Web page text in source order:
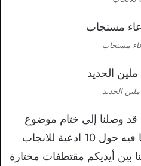
مستجاب
ملين الحديد
قد وصلنا إلى ختام موضوع
اليوم الذي تكلمنا ودار حديثنا فيه حول 10 ادعية للانجاب
بين أيديكم مقتطفات مختارة